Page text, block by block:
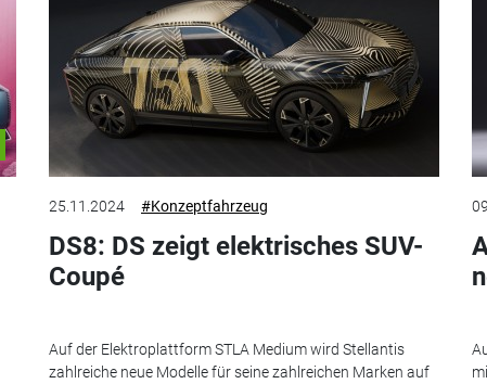
25.11.2024 #Konzeptfahrzeug
DS8: DS zeigt elektrisches SUV-
Coupé
Auf der Elektroplattform STLA Medium wird Stellantis
zahlreiche neue Modelle für seine zahlreichen Marken auf